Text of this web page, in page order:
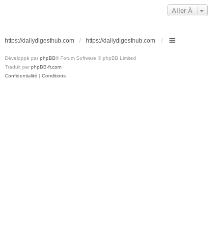
Aller À
https://dailydigesthub.com https://dailydigesthub.com
Développé par phpBB® Forum Software © phpBB Limited
Traduit par phpBB-fr.com
Confidentialité | Conditions